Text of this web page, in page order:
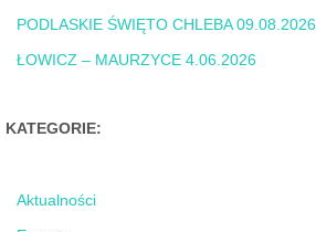
PODLASKIE ŚWIĘTO CHLEBA 09.08.2026
ŁOWICZ – MAURZYCE 4.06.2026
KATEGORIE:
Aktualności